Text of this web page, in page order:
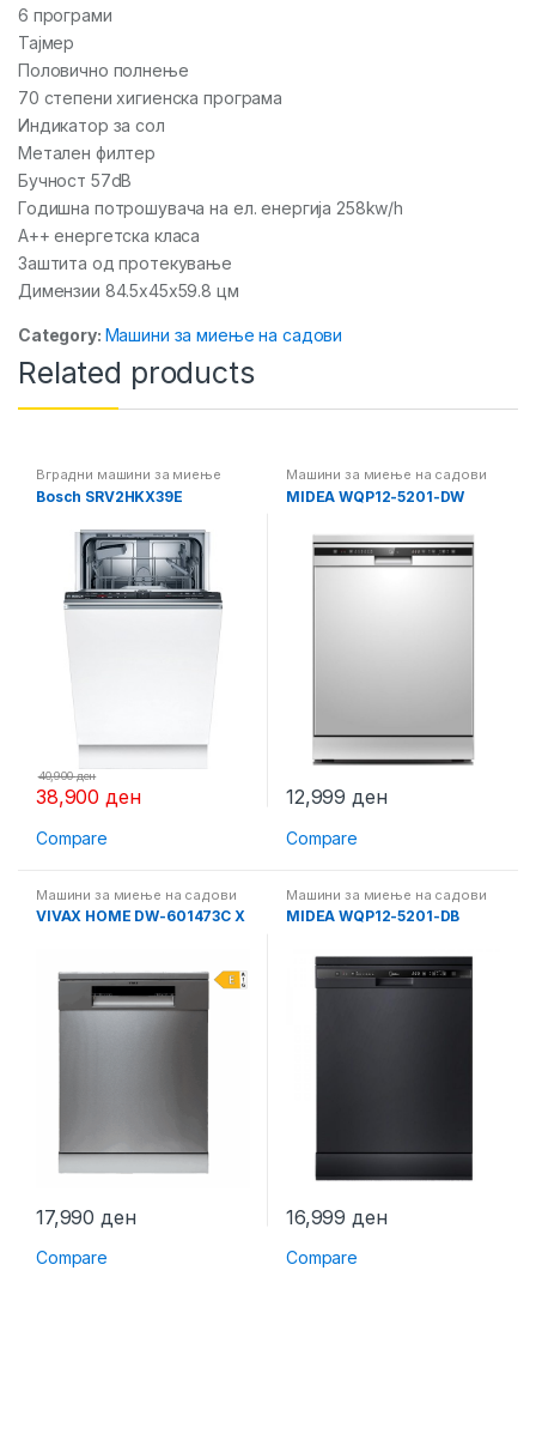
6 програми
Тајмер
Половично полнење
70 степени хигиенска програма
Индикатор за сол
Метален филтер
Бучност 57dB
Годишна потрошувача на ел. енергија 258kw/h
А++ енергетска класа
Заштита од протекување
Димензии 84.5x45x59.8 цм
Category: Машини за миење на садови
Related products
Вградни машини за миење
садови,Машини за миење на
садови
Bosch SRV2HKX39E
38,900ден
40,900ден
Compare
Машини за миење на садови
MIDEA WQP12-5201-DW
12,999ден
Compare
Машини за миење на садови
VIVAX HOME DW-601473C X
17,990 ден
Compare
Машини за миење на садови
MIDEA WQP12-5201-DB
16,999 ден
Compare